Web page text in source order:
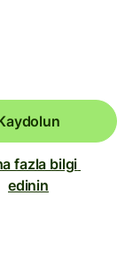
fazla bilgi
edinin